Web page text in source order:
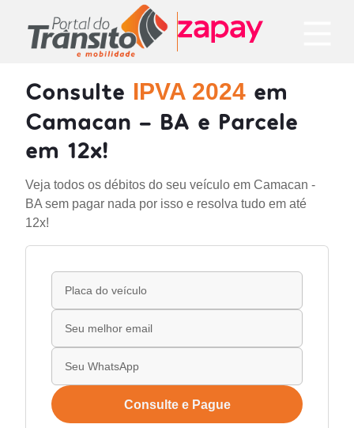
Consulte IPVA 2024 em
Camacan - BA e Parcele
em 12x!
Veja todos os débitos do seu veículo em Camacan -
BA sem pagar nada por isso e resolva tudo em até
12x!
Consulte e Pague